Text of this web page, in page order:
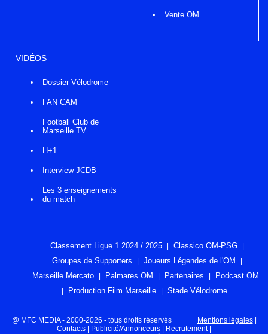
Vente OM
VIDÉOS
Dossier Vélodrome
FAN CAM
Football Club de
Marseille TV
H+1
Interview JCDB
Les 3 enseignements
du match
Classement Ligue 1 2024 / 2025
Classico OM-PSG
Groupes de Supporters
Joueurs Légendes de l'OM
Marseille Mercato
Palmares OM Partenaires
Podcast OM
Production Film Marseille
Stade Vélodrome
@ MFC MEDIA - 2000-2026 - tous droits réservés Mentions légales|
Contacts
Publicité/Annonceurs Recrutement|